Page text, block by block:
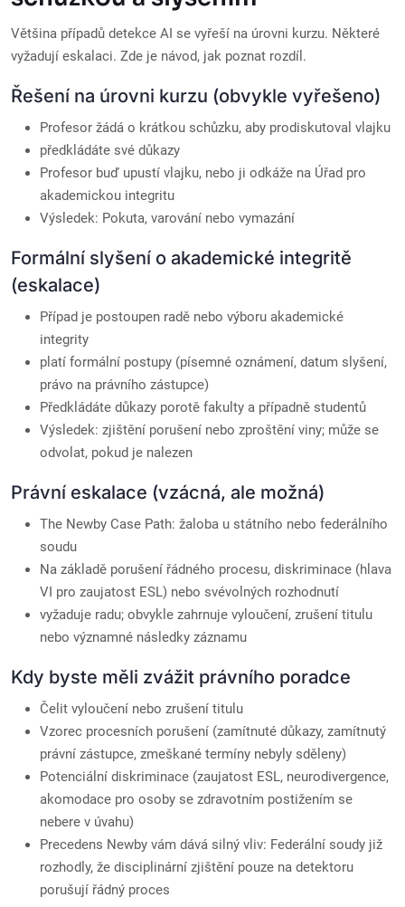
Většina případů detekce AI se vyřeší na úrovni kurzu. Některé
vyžadují eskalaci. Zde je návod, jak poznat rozdíl.
Řešení na úrovni kurzu (obvykle vyřešeno)
Profesor žádá o krátkou schůzku, aby prodiskutoval vlajku
předkládáte své důkazy
Profesor buď upustí vlajku, nebo ji odkáže na Úřad pro
akademickou integritu
Výsledek: Pokuta, varování nebo vymazání
Formální slyšení o akademické integritě
(eskalace)
Případ je postoupen radě nebo výboru akademické
integrity
platí formální postupy (písemné oznámení, datum slyšení,
právo na právního zástupce)
Předkládáte důkazy porotě fakulty a případně studentů
Výsledek: zjištění porušení nebo zproštění viny; může se
odvolat, pokud je nalezen
Právní eskalace (vzácná, ale možná)
The Newby Case Path: žaloba u státního nebo federálního
soudu
Na základě porušení řádného procesu, diskriminace (hlava
VI pro zaujatost ESL) nebo svévolných rozhodnutí
vyžaduje radu; obvykle zahrnuje vyloučení, zrušení titulu
nebo významné následky záznamu
Kdy byste měli zvážit právního poradce
Čelit vyloučení nebo zrušení titulu
Vzorec procesních porušení (zamítnuté důkazy, zamítnutý
právní zástupce, zmeškané termíny nebyly sděleny)
Potenciální diskriminace (zaujatost ESL, neurodivergence,
akomodace pro osoby se zdravotním postižením se
nebere v úvahu)
Precedens Newby vám dává silný vliv: Federální soudy již
rozhodly, že disciplinární zjištění pouze na detektoru
porušují řádný proces